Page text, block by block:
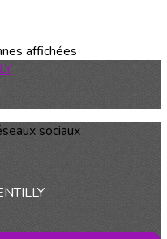
affichées
sociaux